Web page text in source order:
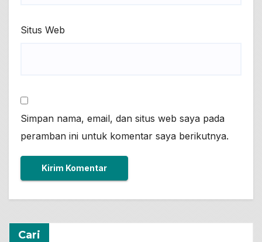
Situs Web
Simpan nama, email, dan situs web saya pada
peramban ini untuk komentar saya berikutnya.
Cari